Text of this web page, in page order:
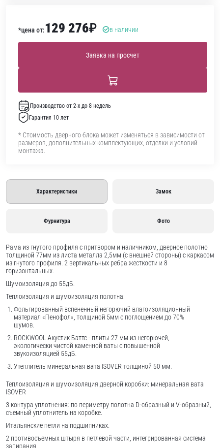
*цена от:129 276₽ в наличии
Заявка на просчет
Производство от 2-х до 8 недель
Гарантия 10 лет
* Стоимость дверного блока может изменяться в зависимости от
размеров, дополнительных комплектующих, отделки и условий
монтажа.
Характеристики Замок
Фурнитура Фото
Рама из гнутого профиля с притвором и наличником, дверное полотно
толщиной 77мм из листа металла 2,5мм (с внешней стороны) c каркасом
из гнутого профиля. 2 вертикальных ребра жесткости и 8
горизонтальных.
Шумоизоляция до 55дБ.
Теплоизоляция и шумоизоляция полотна:
Фольгированный вспененный негорючий влагоизоляционный
материал «Пенофол», толщиной 5мм с поглощением до 70%
шумов.
ROCKWOOL Акустик Баттс - плиты 27 мм из негорючей,
экологически чистой каменной ваты с повышенной
звукоизоляцией 55дБ.
Утеплитель минеральная вата ISOVER толщиной 50 мм.
Теплоизоляция и шумоизоляция дверной коробки: минеральная вата
ISOVER
3 контура уплотнения: по периметру полотна D-образный и V-образный,
съемный уплотнитель на коробке.
Итальянские петли на подшипниках.
2 противосъемных штыря в петлевой части, интегрированная система
запирания.